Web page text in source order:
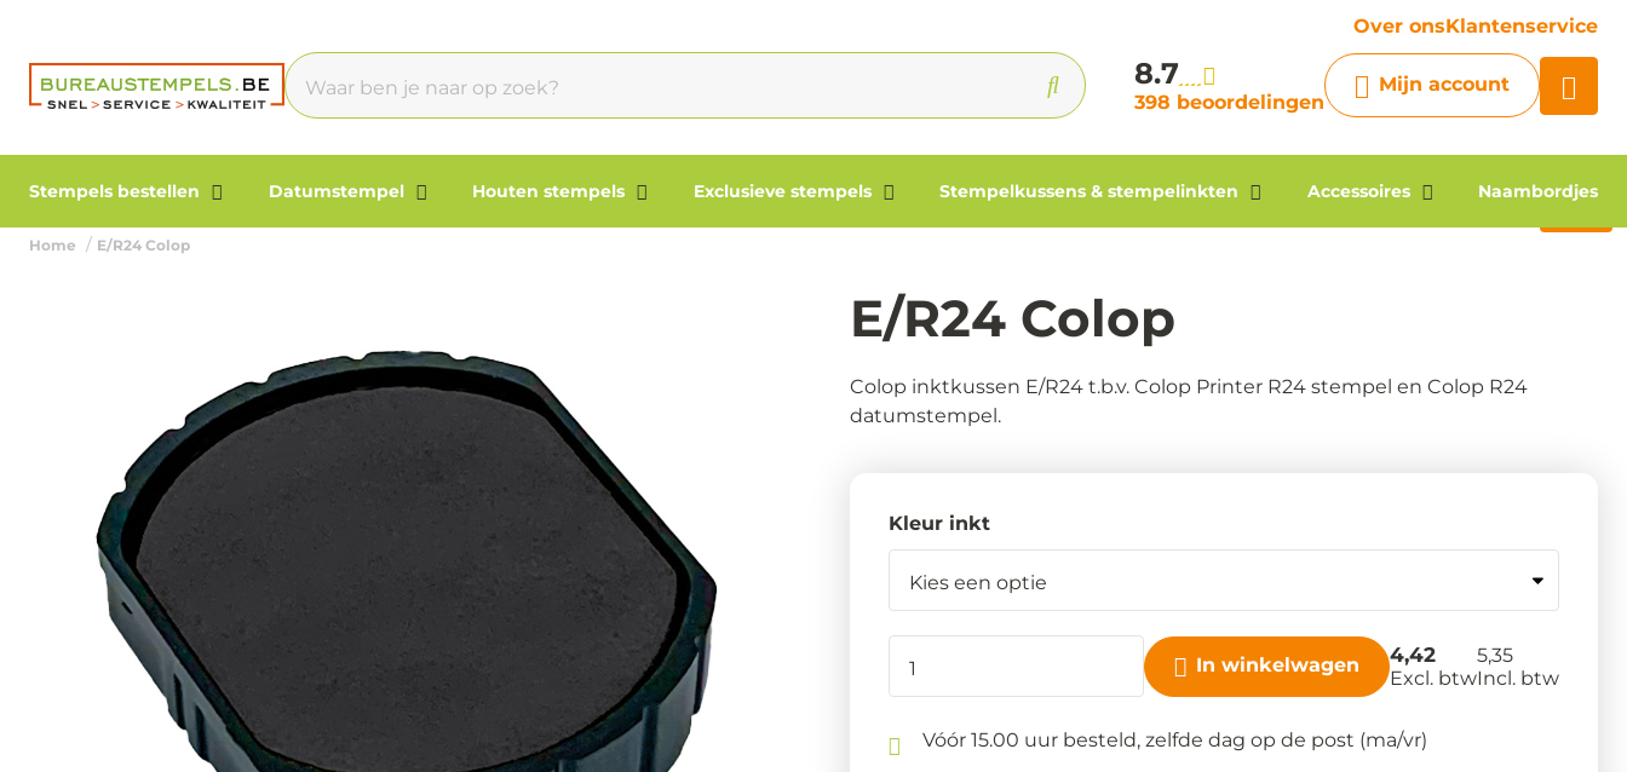
Over onsKlantenservice
8.7
398 beoordelingen
Mijn account
Stempels bestellen Datumstempel Houten stempels Exclusieve stempels Stempelkussens & stempelinkten Accessoires Naambordjes
Chatbot
Chat 24/7 met onze chatbot
Contact
Home E/R24 Colop
E/R24 Colop
Colop inktkussen E/R24 t.b.v. Colop Printer R24 stempel en Colop R24
datumstempel.
Kleur inkt
In winkelwagen 4,42
Excl. btw
5,35
Incl. btw
Vóór 15.00 uur besteld, zelfde dag op de post (ma/vr)